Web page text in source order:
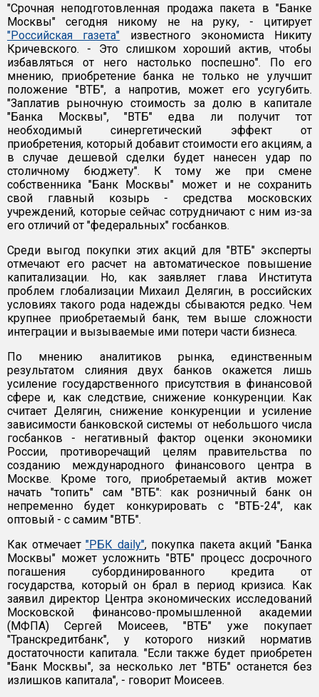
"Срочная неподготовленная продажа пакета в "Банке
Москвы" сегодня никому не на руку, - цитирует
"Российская газета" известного экономиста Никиту
Кричевского. - Это слишком хороший актив, чтобы
избавляться от него настолько поспешно". По его
мнению, приобретение банка не только не улучшит
положение "ВТБ", а напротив, может его усугубить.
"Заплатив рыночную стоимость за долю в капитале
"Банка Москвы", "ВТБ" едва ли получит тот
необходимый синергетический эффект от
приобретения, который добавит стоимости его акциям, а
в случае дешевой сделки будет нанесен удар по
столичному бюджету". К тому же при смене
собственника "Банк Москвы" может и не сохранить
свой главный козырь - средства московских
учреждений, которые сейчас сотрудничают с ним из-за
его отличий от "федеральных" госбанков.
Среди выгод покупки этих акций для "ВТБ" эксперты
отмечают его расчет на автоматическое повышение
капитализации. Но, как заявляет глава Института
проблем глобализации Михаил Делягин, в российских
условиях такого рода надежды сбываются редко. Чем
крупнее приобретаемый банк, тем выше сложности
интеграции и вызываемые ими потери части бизнеса.
По мнению аналитиков рынка, единственным
результатом слияния двух банков окажется лишь
усиление государственного присутствия в финансовой
сфере и, как следствие, снижение конкуренции. Как
считает Делягин, снижение конкуренции и усиление
зависимости банковской системы от небольшого числа
госбанков - негативный фактор оценки экономики
России, противоречащий целям правительства по
созданию международного финансового центра в
Москве. Кроме того, приобретаемый актив может
начать "топить" сам "ВТБ": как розничный банк он
непременно будет конкурировать с "ВТБ-24", как
оптовый - с самим "ВТБ".
Как отмечает"РБК daily", покупка пакета акций "Банка
Москвы" может усложнить "ВТБ" процесс досрочного
погашения субординированного кредита от
государства, который он брал в период кризиса. Как
заявил директор Центра экономических исследований
Московской финансово-промышленной академии
(МФПА) Сергей Моисеев, "ВТБ" уже покупает
"Транскредитбанк", у которого низкий норматив
достаточности капитала. "Если также будет приобретен
"Банк Москвы", за несколько лет "ВТБ" останется без
излишков капитала", - говорит Моисеев.